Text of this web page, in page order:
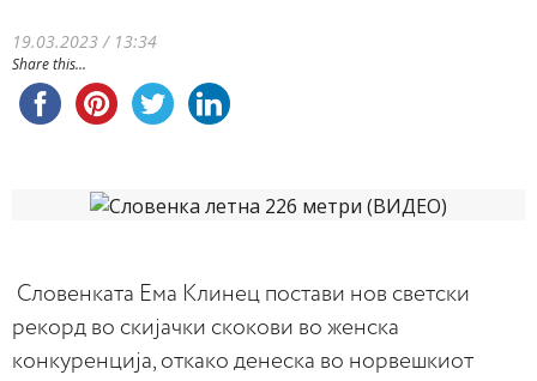
19.03.2023 / 13:34
Share this...
Словенката Ема Клинец постави нов светски
рекорд во скијачки скокови во женска
конкуренција, откако денеска во норвешкиот